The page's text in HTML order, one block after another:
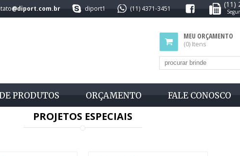
@diport.com.br diport1 (11) 4371-3451 (11)
MEU ORÇAMENTO
(0) Itens
PRODUTOS ORÇAMENTO FALE CONOSCO
PROJETOS ESPECIAIS